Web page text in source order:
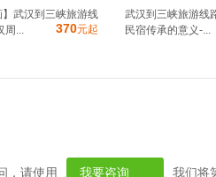
】武汉到三峡旅游线
周...
370元起
武汉到三峡旅游线
民宿传承的意义-...
，请使用 我要咨询 我们将